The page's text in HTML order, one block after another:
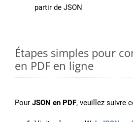
partir de JSON
Étapes simples pour
en PDF en ligne
Pour JSON en PDF, veuillez suivre